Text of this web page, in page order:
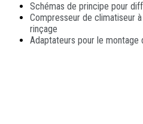
Schémas de principe pour
Compresseur de climatiseur
rinçage
Adaptateurs pour le